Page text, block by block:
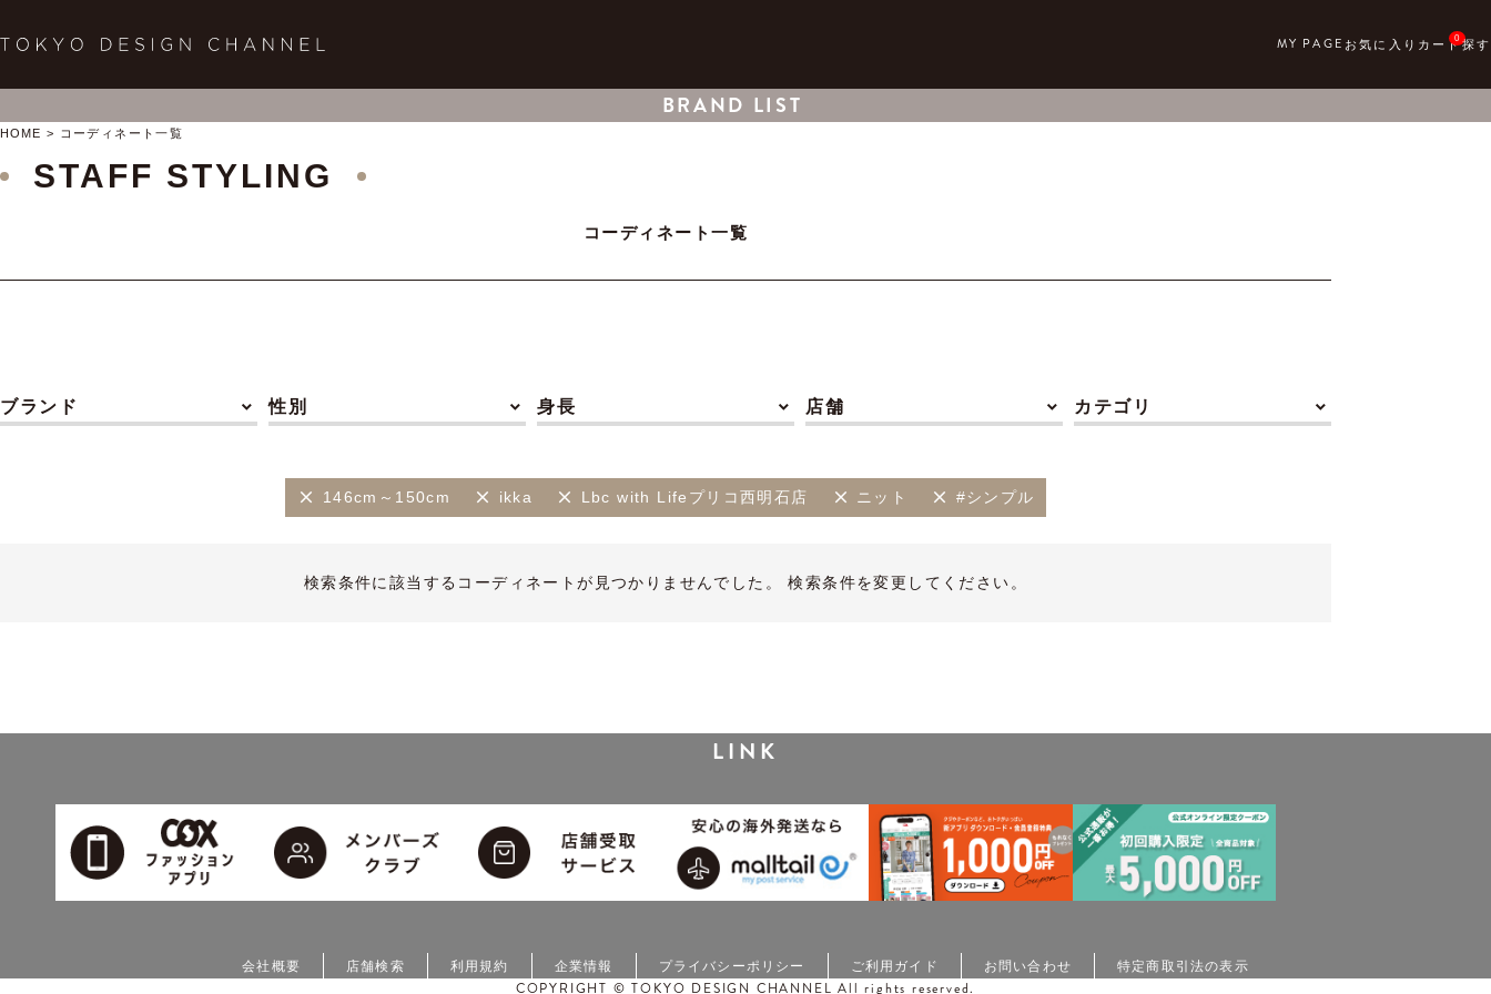
0
BRAND LIST
HOME コーディネート一覧
STAFF STYLING
コーディネート一覧
ブランド 性別 身長 店舗 カテゴリ
146cm～150cm ikka Lbc with Lifeプリコ西明石店 ニット #シンプル
検索条件に該当するコーディネートが見つかりませんでした。 検索条件を変更してください。
LINK
会社概要 店舗検索 利用規約 企業情報 プライバシーポリシー ご利用ガイド お問い合わせ 特定商取引法の表示
COPYRIGHT © TOKYO DESIGN CHANNEL All rights reserved.